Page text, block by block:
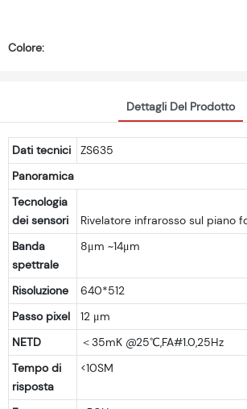
Colore:
Dettagli Del Prodotto
Dati tecnici
ZS635
Panoramica
Tecnologia
dei sensori
Banda
spettrale
8μm ~14μm
Risoluzione
640*512
Passo pixel
12 μm
NETD
＜35mK @25℃,FA#1.0,25Hz
Tempo di
risposta
<10SM